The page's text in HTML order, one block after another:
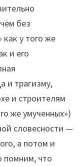
без
у того же
и его
и трагизму,
и строителям
же умученных»)
словесности —
а потом и
помним, что